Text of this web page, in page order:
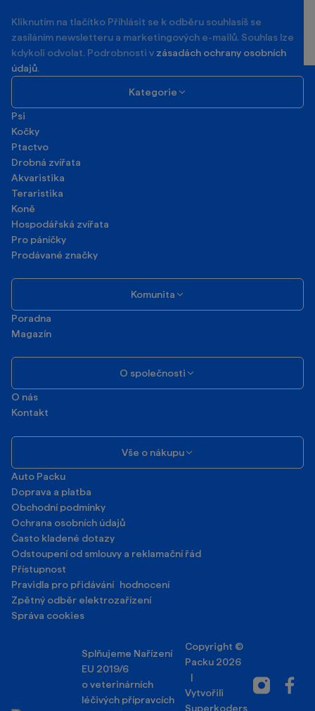
Kliknutím na tlačítko Příhlásit se k odběru souhlasíš se
zasíláním newsletteru a marketingových e-mailů. Souhlas lze
kdykoli odvolat. Podrobnosti v zásadách ochrany osobních
údajů.
Kategorie
Psi
Kočky
Ptactvo
Drobná zvířata
Akvaristika
Teraristika
Koně
Hospodářská zvířata
Pro páníčky
Prodávané značky
Komunita
Poradna
Magazín
O společnosti
O nás
Kontakt
Vše o nákupu
Auto Packu
Doprava a platba
Obchodní podmínky
Ochrana osobních údajů
Často kladené dotazy
Odstoupení od smlouvy a reklamační řád
Přístupnost
Pravidla pro přidávání hodnocení
Zpětný odběr elektrozařízení
Správa cookies
Splňujeme Nařízení
EU 2019/6
o veterinárních
léčivých přípravcích
Copyright ©
Packu 2026
|
Vytvořili
Superkoders
Instagram